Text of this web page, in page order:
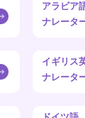
アラビア
ナレータ
イギリス
ナレータ